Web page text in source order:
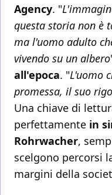
Agency. "
questa storia non è
ma l'uomo adulto
vivendo su un albero
all'epoca. "L'uomo
promessa, il suo
Una chiave di
perfettamente in
Rohrwacher,
scelgono percorsi
margini della